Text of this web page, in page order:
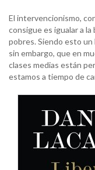
El intervencionismo,
consigue es igualar a
pobres. Siendo esto
sin embargo, que en
clases medias están
estamos a tiempo de